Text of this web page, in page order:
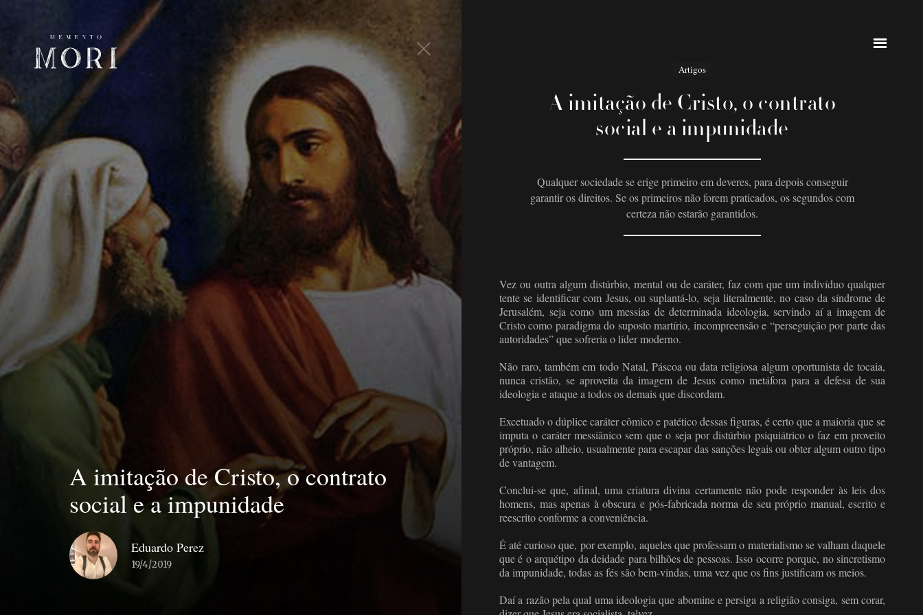
A imitação de Cristo, o contrato
social e a impunidade
Eduardo Perez
19/4/2019
Artigos
A imitação de Cristo, o contrato
social e a impunidade
Qualquer sociedade se erige primeiro em deveres, para depois conseguir
garantir os direitos. Se os primeiros não forem praticados, os segundos com
certeza não estarão garantidos.
Vez ou outra algum distúrbio, mental ou de caráter, faz com que um indivíduo qualquer
tente se identificar com Jesus, ou suplantá-lo, seja literalmente, no caso da síndrome de
Jerusalém, seja como um messias de determinada ideologia, servindo aí a imagem de
Cristo como paradigma do suposto martírio, incompreensão e “perseguição por parte das
autoridades” que sofreria o líder moderno.
Não raro, também em todo Natal, Páscoa ou data religiosa algum oportunista de tocaia,
nunca cristão, se aproveita da imagem de Jesus como metáfora para a defesa de sua
ideologia e ataque a todos os demais que discordam.
Excetuado o dúplice caráter cômico e patético dessas figuras, é certo que a maioria que se
imputa o caráter messiânico sem que o seja por distúrbio psiquiátrico o faz em proveito
próprio, não alheio, usualmente para escapar das sanções legais ou obter algum outro tipo
de vantagem.
Conclui-se que, afinal, uma criatura divina certamente não pode responder às leis dos
homens, mas apenas à obscura e pós-fabricada norma de seu próprio manual, escrito e
reescrito conforme a conveniência.
É até curioso que, por exemplo, aqueles que professam o materialismo se valham daquele
que é o arquétipo da deidade para bilhões de pessoas. Isso ocorre porque, no sincretismo
da impunidade, todas as fés são bem-vindas, uma vez que os fins justificam os meios.
Daí a razão pela qual uma ideologia que abomine e persiga a religião consiga, sem corar,